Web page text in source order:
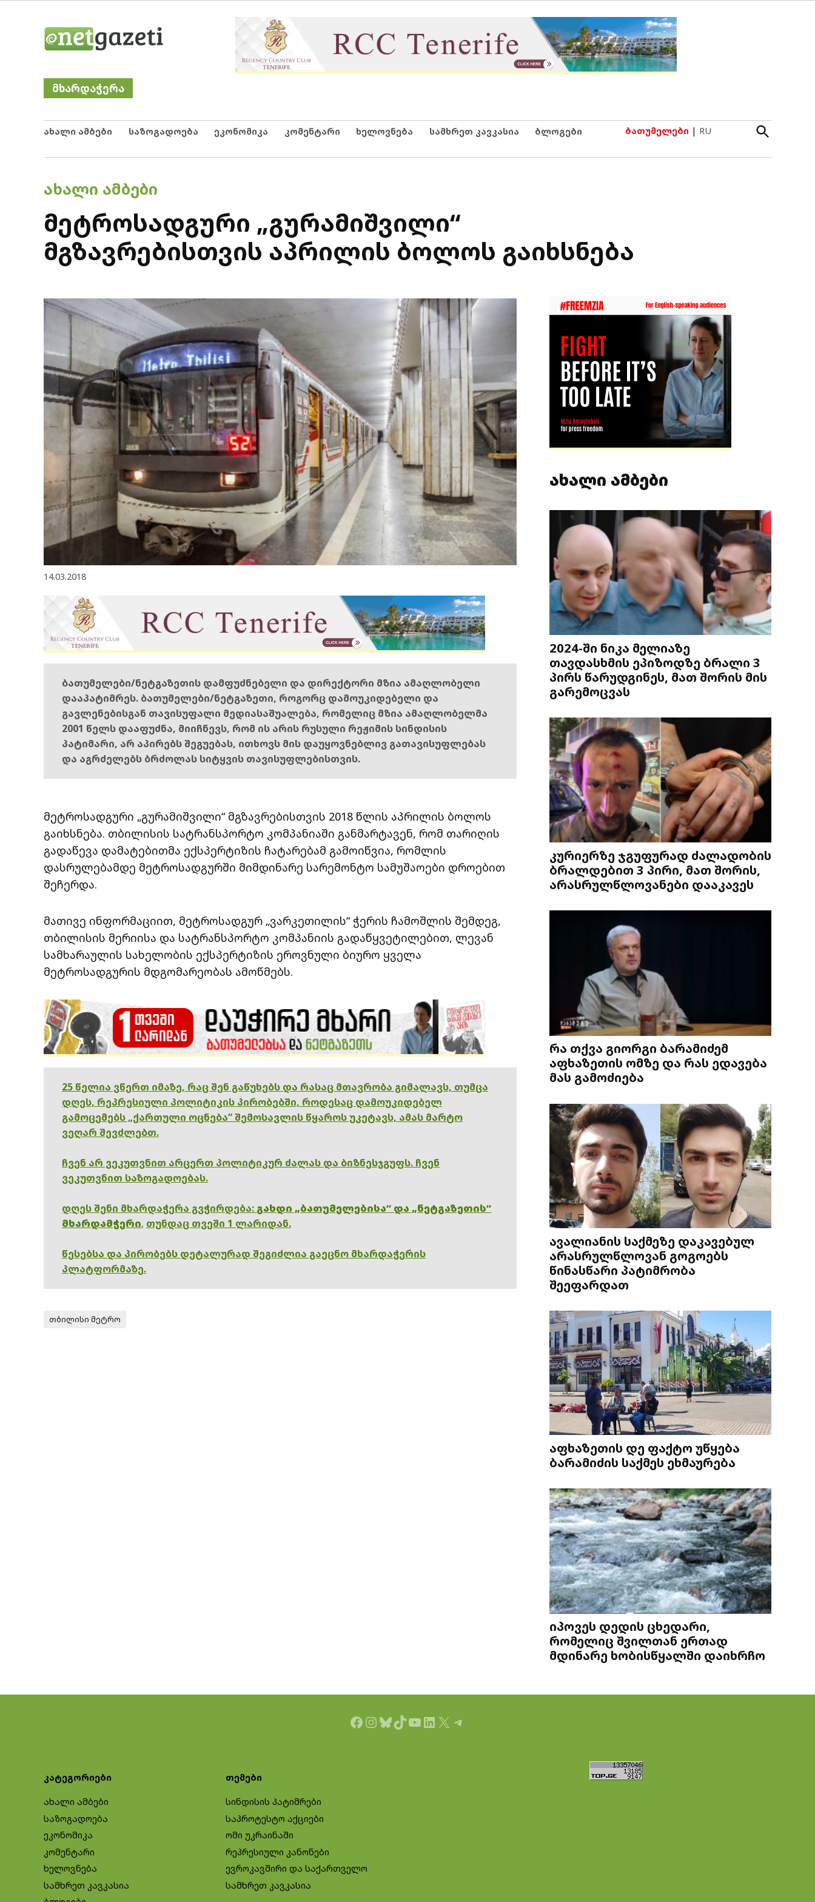
Netgazeti
მხარდაჭერა
ახალი ამბები საზოგადოება ეკონომიკა კომენტარი ხელოვნება სამხრეთ კავკასია ბლოგები ბათუმელები | RU
Open
Search
POSTED
ᲐᲮᲐᲚᲘ ᲐᲛᲑᲔᲑᲘ
მეტროსადგური „გურამიშვილი“
მგზავრებისთვის აპრილის ბოლოს გაიხსნება
14.03.2018
ბათუმელები/ნეტგაზეთის დამფუძნებელი და დირექტორი მზია ამაღლობელი
დააპატიმრეს. ბათუმელები/ნეტგაზეთი, როგორც დამოუკიდებელი და
გავლენებისგან თავისუფალი მედიასაშუალება, რომელიც მზია ამაღლობელმა
2001 წელს დააფუძნა, მიიჩნევს, რომ ის არის რუსული რეჟიმის სინდისის
პატიმარი, არ აპირებს შეგუებას, ითხოვს მის დაუყოვნებლივ გათავისუფლებას
და აგრძელებს ბრძოლას სიტყვის თავისუფლებისთვის.
მეტროსადგური „გურამიშვილი“ მგზავრებისთვის 2018 წლის აპრილის ბოლოს
გაიხსნება. თბილისის სატრანსპორტო კომპანიაში განმარტავენ, რომ თარიღის
გადაწევა დამატებითმა ექსპერტიზის ჩატარებამ გამოიწვია, რომლის
დასრულებამდე მეტროსადგურში მიმდინარე სარემონტო სამუშაოები დროებით
შეჩერდა.
მათივე ინფორმაციით, მეტროსადგურ „ვარკეთილის“ ჭერის ჩამოშლის შემდეგ,
თბილისის მერიისა და სატრანსპორტო კომპანიის გადაწყვეტილებით, ლევან
სამხარაულის სახელობის ექსპერტიზის ეროვნული ბიურო ყველა
მეტროსადგურის მდგომარეობას ამოწმებს.
25 წელია ვწერთ იმაზე, რაც შენ გაწუხებს და რასაც მთავრობა გიმალავს, თუმცა
დღეს, რეპრესიული პოლიტიკის პირობებში, როდესაც დამოუკიდებელ
გამოცემებს „ქართული ოცნება“ შემოსავლის წყაროს უკეტავს, ამას მარტო
ვეღარ შევძლებთ.
ჩვენ არ ვეკუთვნით არცერთ პოლიტიკურ ძალას და ბიზნესჯგუფს. ჩვენ
ვეკუთვნით საზოგადოებას.
დღეს შენი მხარდაჭერა გვჭირდება: გახდი „ბათუმელებისა“ და „ნეტგაზეთის“
მხარდამჭერი, თუნდაც თვეში 1 ლარიდან.
წესებსა და პირობებს დეტალურად შეგიძლია გაეცნო მხარდაჭერის
პლატფორმაზე.
თბილისი მეტრო
ახალი ამბები
2024-ში ნიკა მელიაზე
თავდასხმის ეპიზოდზე ბრალი 3
პირს წარუდგინეს, მათ შორის მის
გარემოცვას
კურიერზე ჯგუფურად ძალადობის
ბრალდებით 3 პირი, მათ შორის,
არასრულწლოვანები დააკავეს
რა თქვა გიორგი ბარამიძემ
აფხაზეთის ომზე და რას ედავება
მას გამოძიება
ავალიანის საქმეზე დაკავებულ
არასრულწლოვან გოგოებს
წინასწარი პატიმრობა
შეეფარდათ
აფხაზეთის დე ფაქტო უწყება
ბარამიძის საქმეს ეხმაურება
იპოვეს დედის ცხედარი,
რომელიც შვილთან ერთად
მდინარე ხობისწყალში დაიხრჩო
Facebook
Instagram
Bluesky
TikTok
YouTube
LinkedIn
X Telegram
კატეგორიები
ახალი ამბები
საზოგადოება
ეკონომიკა
კომენტარი
ხელოვნება
სამხრეთ კავკასია
თემები
სინდისის პატიმრები
საპროტესტო აქციები
ომი უკრაინაში
რეპრესიული კანონები
ევროკავშირი და საქართველო
სამხრეთ კავკასია